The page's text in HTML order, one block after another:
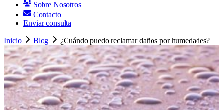
Sobre Nosotros
Contacto
Enviar consulta
Inicio Blog ¿Cuándo puedo reclamar daños por humedades?